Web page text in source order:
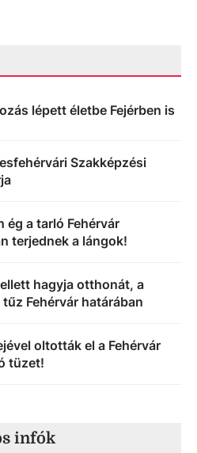
lépett életbe Fejérben is
Szakképzési
ég a tarló Fehérvár
terjednek a lángok!
hagyja otthonát, a
Fehérvár határában
oltották el a Fehérvár
tüzet!
infók